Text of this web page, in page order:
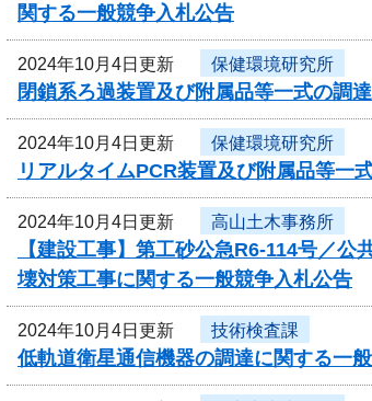
関する一般競争入札公告
2024年10月4日更新 保健環境研究所
閉鎖系ろ過装置及び附属品等一式の調
2024年10月4日更新 保健環境研究所
リアルタイムPCR装置及び附属品等一
2024年10月4日更新 高山土木事務所
【建設工事】第工砂公急R6-114号／
壊対策工事に関する一般競争入札公告
2024年10月4日更新 技術検査課
低軌道衛星通信機器の調達に関する一